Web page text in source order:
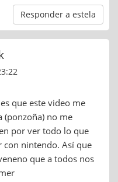
Responder a estela
que este video me
(ponzoña) no me
por ver todo lo que
con nintendo. Así que
que a todos nos